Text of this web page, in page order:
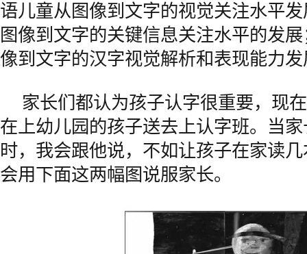
语儿童从图像到文字的视觉关注水平
图像到文字的关键信息关注水平的发
像到文字的汉字视觉解析和表现能力
家长们都认为孩子认字很重要，现
在上幼儿园的孩子送去上认字班。当
时，我会跟他说，不如让孩子在家读
会用下面这两幅图说服家长。